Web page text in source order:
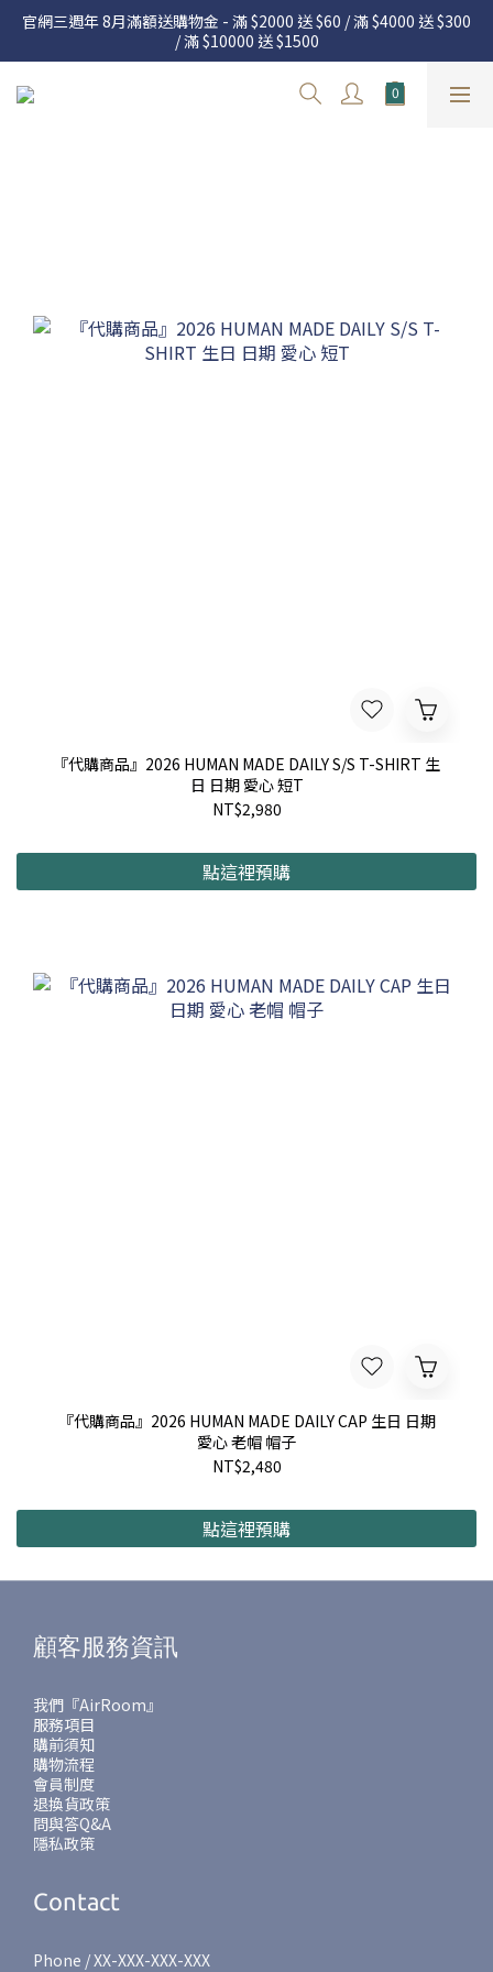
官網三週年 8月滿額送購物金 - 滿 $2000 送 $60 / 滿 $4000 送 $300
/ 滿 $10000 送 $1500
官網三週年 8月滿額送購物金 - 滿 $2000 送 $60 / 滿 $4000 送 $300
/ 滿 $10000 送 $1500
7.22 – 8.13 日本連線中，絕對讓你買到爆
『代購商品』2026 HUMAN MADE DAILY S/S T-SHIRT 生
日 日期 愛心 短T
NT$2,980
點這裡預購
『代購商品』2026 HUMAN MADE DAILY CAP 生日 日期
愛心 老帽 帽子
NT$2,480
點這裡預購
顧客服務資訊
我們『AirRoom』
服務項目
購前須知
購物流程
會員制度
退換貨政策
問與答Q&A
隱私政策
Contact
Phone / XX-XXX-XXX-XXX